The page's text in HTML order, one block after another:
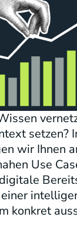
setzen?
wir Ihnen
Use
konkret